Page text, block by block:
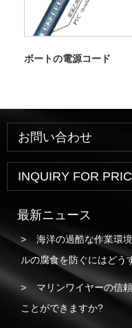
ボートの電源コード
お問い合わせ
INQUIRY FOR
最新ニュース
海洋の過酷な作業環
ルの腐食を防ぐにはどう
マリンワイヤーの信
ことができますか?